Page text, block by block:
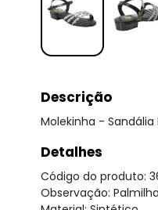
Descrição
Molekinha -
Detalhes
Código do produto:
Observação: